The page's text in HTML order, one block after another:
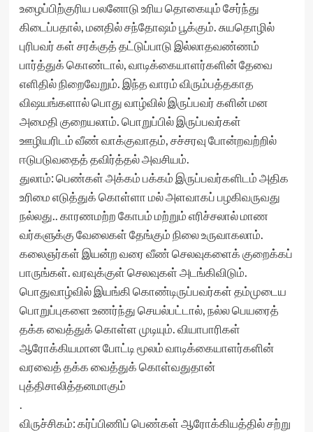
உழைப்பிற்குரிய பலனோடு உரிய தொகையும் சேர்ந்து
கிடைப்பதால், மனதில் சந்தோஷம் பூக்கும். சுயதொழில்
புரிபவர் கள் சரக்குத் தட்டுப்பாடு இல்லாதவண்ணம்
பார்த்துக் கொண்டால், வாடிக்கையாளர்களின் தேவை
எளிதில் நிறைவேறும். இந்த வாரம் விரும்பத்தகாத
விஷயங்களால் பொது வாழ்வில் இருப்பவர் களின் மன
அமைதி குறையலாம். பொறுப்பில் இருப்பவர்கள்
ஊழியரிடம் வீண் வாக்குவாதம், சச்சரவு போன்றவற்றில்
ஈடுபடுவதைத் தவிர்த்தல் அவசியம்.
துலாம்: பெண்கள் அக்கம் பக்கம் இருப்பவர்களிடம் அதிக
உரிமை எடுத்துக் கொள்ளா மல் அளவாகப் பழகிவருவது
நல்லது.. காரணமற்ற கோபம் மற்றும் எரிச்சலால் மாண
வர்களுக்கு வேலைகள் தேங்கும் நிலை உருவாகலாம்.
கலைஞர்கள் இயன்ற வரை வீண் செலவுகளைக் குறைக்கப்
பாருங்கள். வரவுக்குள் செலவுகள் அடங்கிவிடும்.
பொதுவாழ்வில் இயங்கி கொண்டிருப்பவர்கள் தம்முடைய
பொறுப்புகளை உணர்ந்து செயல்பட்டால், நல்ல பெயரைத்
தக்க வைத்துக் கொள்ள முடியும். வியாபாரிகள்
ஆரோக்கியமான போட்டி மூலம் வாடிக்கையாளர்களின்
வரவைத் தக்க வைத்துக் கொள்வதுதான்
புத்திசாலித்தனமாகும்
.
விருச்சிகம்: கர்ப்பிணிப் பெண்கள் ஆரோக்கியத்தில் சற்று